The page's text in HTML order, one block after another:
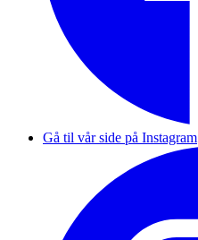
Gå til vår side på Instagram